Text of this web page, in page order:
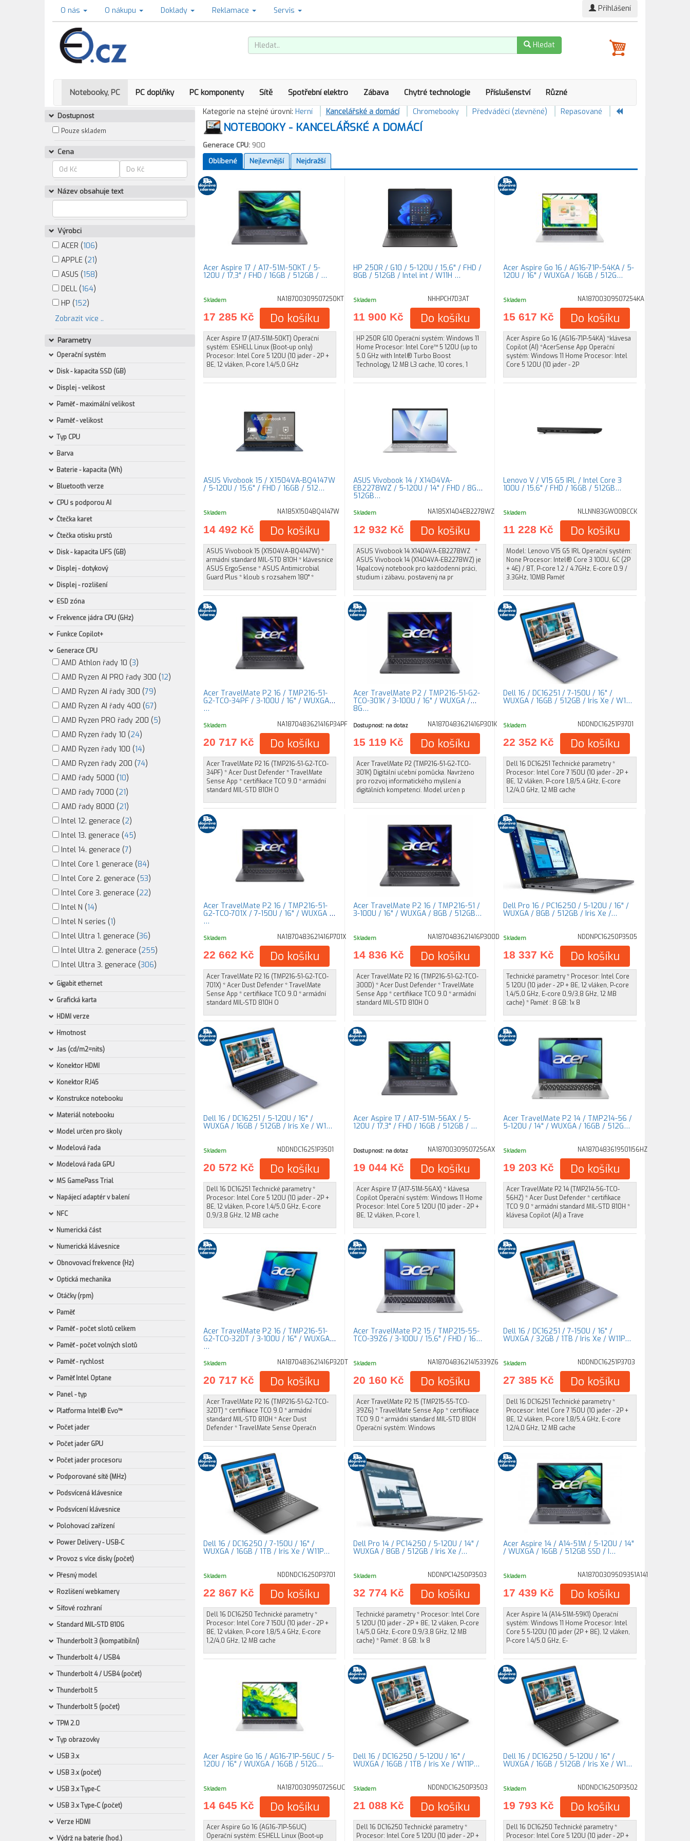
O nás O nákupu Doklady Reklamace Servis Přihlášení
Hledat
Notebooky, PC PC doplňky PC komponenty Sítě Spotřební elektro Zábava Chytré technologie Příslušenství Různé
Dostupnost
Pouze skladem
Cena
Název obsahuje text
Výrobci
ACER (106)
APPLE (21)
ASUS (158)
DELL (164)
HP (152)
Zobrazit více ..
Parametry
Operační systém
Disk - kapacita SSD (GB)
Displej - velikost
Paměť - maximální velikost
Paměť - velikost
Typ CPU
Barva
Baterie - kapacita (Wh)
Bluetooth verze
CPU s podporou AI
Čtečka karet
Čtečka otisku prstů
Disk - kapacita UFS (GB)
Displej - dotykový
Displej - rozlišení
ESD zóna
Frekvence jádra CPU (GHz)
Funkce Copilot+
Generace CPU
AMD Athlon řady 10 (3)
AMD Ryzen AI PRO řady 300 (12)
AMD Ryzen AI řady 300 (79)
AMD Ryzen AI řady 400 (67)
AMD Ryzen PRO řady 200 (5)
AMD Ryzen řady 10 (24)
AMD Ryzen řady 100 (14)
AMD Ryzen řady 200 (74)
AMD řady 5000 (10)
AMD řady 7000 (21)
AMD řady 8000 (21)
Intel 12. generace (2)
Intel 13. generace (45)
Intel 14. generace (7)
Intel Core 1. generace (84)
Intel Core 2. generace (53)
Intel Core 3. generace (22)
Intel N (14)
Intel N series (1)
Intel Ultra 1. generace (36)
Intel Ultra 2. generace (255)
Intel Ultra 3. generace (306)
Gigabit ethernet
Grafická karta
HDMI verze
Hmotnost
Jas (cd/m2=nits)
Konektor HDMI
Konektor RJ45
Konstrukce notebooku
Materiál notebooku
Model určen pro školy
Modelová řada
Modelová řada GPU
MS GamePass Trial
Napájecí adaptér v balení
NFC
Numerická část
Numerická klávesnice
Obnovovací frekvence (Hz)
Optická mechanika
Otáčky (rpm)
Paměť
Paměť - počet slotů celkem
Paměť - počet volných slotů
Paměť - rychlost
Paměť Intel Optane
Panel - typ
Platforma Intel® Evo™
Počet jader
Počet jader GPU
Počet jader procesoru
Podporované sítě (MHz)
Podsvícená klávesnice
Podsvícení klávesnice
Polohovací zařízení
Power Delivery - USB-C
Provoz s více disky (počet)
Přesný model
Rozlišení webkamery
Síťové rozhraní
Standard MIL-STD 810G
Thunderbolt 3 (kompatibilní)
Thunderbolt 4 / USB4
Thunderbolt 4 / USB4 (počet)
Thunderbolt 5
Thunderbolt 5 (počet)
TPM 2.0
Typ obrazovky
USB 3.x
USB 3.x (počet)
USB 3.x Type-C
USB 3.x Type-C (počet)
Verze HDMI
Výdrž na baterie (hod.)
Kategorie na stejné úrovni: Herní Kancelářské a domácí Chromebooky Předváděcí (zlevněné) Repasované
NOTEBOOKY - KANCELÁŘSKÉ A DOMÁCÍ
Generace CPU:900
Oblíbené
Nejlevnější Nejdražší
Acer Aspire 17 / A17-51M-50KT / 5-
120U / 17,3" / FHD / 16GB / 512GB / …
Skladem NA18700309507250KT
17 285 Kč Do košíku
Acer Aspire 17 (A17-51M-50KT) Operační
systém: ESHELL Linux (Boot-up only)
Procesor: Intel Core 5 120U (10 jader - 2P +
8E, 12 vláken, P-core 1,4/5,0 GHz
HP 250R / G10 / 5-120U / 15,6" / FHD /
8GB / 512GB / Intel int / W11H …
Skladem NHHPCH7D3AT
11 900 Kč Do košíku
HP 250R G10 Operační systém: Windows 11
Home Procesor: Intel Core™ 5 120U (up to
5.0 GHz with Intel® Turbo Boost
Technology, 12 MB L3 cache, 10 cores, 1
Acer Aspire Go 16 / AG16-71P-54KA / 5-
120U / 16" / WUXGA / 16GB / 512G…
Skladem NA18700309507254KA
15 617 Kč Do košíku
Acer Aspire Go 16 (AG16-71P-54KA) *klávesa
Copilot (AI) *AcerSense App Operační
systém: Windows 11 Home Procesor: Intel
Core 5 120U (10 jader - 2P
ASUS Vivobook 15 / X1504VA-BQ4147W
/ 5-120U / 15,6" / FHD / 16GB / 512…
Skladem NA185X1504BQ4147W
14 492 Kč Do košíku
ASUS Vivobook 15 (X1504VA-BQ4147W) *
armádní standard MIL-STD 810H * klávesnice
ASUS ErgoSense * ASUS Antimicrobial
Guard Plus * kloub s rozsahem 180° *
ASUS Vivobook 14 / X1404VA-
EB2278WZ / 5-120U / 14" / FHD / 8GB /
512GB…
Skladem NA185X1404EB2278WZ
12 932 Kč Do košíku
ASUS Vivobook 14 X1404VA-EB2278WZ *
ASUS Vivobook 14 (X1404VA-EB2278WZ) je
14palcový notebook pro každodenní práci,
studium i zábavu, postavený na pr
Lenovo V / V15 G5 IRL / Intel Core 3
100U / 15,6" / FHD / 16GB / 512GB…
Skladem NLLNN83GW00BCCK
11 228 Kč Do košíku
Model: Lenovo V15 G5 IRL Operační systém:
None Procesor: Intel® Core 3 100U, 6C (2P
+ 4E) / 8T, P-core 1.2 / 4.7GHz, E-core 0.9 /
3.3GHz, 10MB Paměť
Acer TravelMate P2 16 / TMP216-51-
G2-TCO-34PF / 3-100U / 16" / WUXGA /
…
Skladem NA1870483621416P34PF
20 717 Kč Do košíku
Acer TravelMate P2 16 (TMP216-51-G2-TCO-
34PF) * Acer Dust Defender * TravelMate
Sense App * certifikace TCO 9.0 * armádní
standard MIL-STD 810H O
Acer TravelMate P2 / TMP216-51-G2-
TCO-301K / 3-100U / 16" / WUXGA /
8G…
Dostupnost: na dotaz NA1870483621416P301K
15 119 Kč Do košíku
Acer TravelMate P2 (TMP216-51-G2-TCO-
301K) Digitální učební pomůcka. Navrženo
pro rozvoj informatického myšlení a
digitálních kompetencí. Model určen p
Dell 16 / DC16251 / 7-150U / 16" /
WUXGA / 16GB / 512GB / Iris Xe / W1…
Skladem NDDNDC16251P3701
22 352 Kč Do košíku
Dell 16 DC16251 Technické parametry *
Procesor: Intel Core 7 150U (10 jader - 2P +
8E, 12 vláken, P-core 1,8/5,4 GHz, E-core
1,2/4,0 GHz, 12 MB cache
Acer TravelMate P2 16 / TMP216-51-
G2-TCO-701X / 7-150U / 16" / WUXGA /
…
Skladem NA1870483621416P701X
22 662 Kč Do košíku
Acer TravelMate P2 16 (TMP216-51-G2-TCO-
701X) * Acer Dust Defender * TravelMate
Sense App * certifikace TCO 9.0 * armádní
standard MIL-STD 810H O
Acer TravelMate P2 16 / TMP216-51 /
3-100U / 16" / WUXGA / 8GB / 512GB…
Skladem NA1870483621416P300D
14 836 Kč Do košíku
Acer TravelMate P2 16 (TMP216-51-G2-TCO-
300D) * Acer Dust Defender * TravelMate
Sense App * certifikace TCO 9.0 * armádní
standard MIL-STD 810H O
Dell Pro 16 / PC16250 / 5-120U / 16" /
WUXGA / 8GB / 512GB / Iris Xe /…
Skladem NDDNPC16250P3505
18 337 Kč Do košíku
Technické parametry * Procesor: Intel Core
5 120U (10 jader - 2P + 8E, 12 vláken, P-core
1,4/5,0 GHz, E-core 0,9/3,8 GHz, 12 MB
cache) * Paměť : 8 GB: 1x 8
Dell 16 / DC16251 / 5-120U / 16" /
WUXGA / 16GB / 512GB / Iris Xe / W1…
Skladem NDDNDC16251P3501
20 572 Kč Do košíku
Dell 16 DC16251 Technické parametry *
Procesor: Intel Core 5 120U (10 jader - 2P +
8E, 12 vláken, P-core 1,4/5,0 GHz, E-core
0,9/3,8 GHz, 12 MB cache
Acer Aspire 17 / A17-51M-56AX / 5-
120U / 17,3" / FHD / 16GB / 512GB / …
Dostupnost: na dotaz NA18700309507256AX
19 044 Kč Do košíku
Acer Aspire 17 (A17-51M-56AX) * klávesa
Copilot Operační systém: Windows 11 Home
Procesor: Intel Core 5 120U (10 jader - 2P +
8E, 12 vláken, P-core 1,
Acer TravelMate P2 14 / TMP214-56 /
5-120U / 14" / WUXGA / 16GB / 512G…
Skladem NA1870483619501I56HZ
19 203 Kč Do košíku
Acer TravelMate P2 14 (TMP214-56-TCO-
56HZ) * Acer Dust Defender * certifikace
TCO 9.0 * armádní standard MIL-STD 810H *
klávesa Copilot (AI) a Trave
Acer TravelMate P2 16 / TMP216-51-
G2-TCO-32DT / 3-100U / 16" / WUXGA /
…
Skladem NA1870483621416P32DT
20 717 Kč Do košíku
Acer TravelMate P2 16 (TMP216-51-G2-TCO-
32DT) * certifikace TCO 9.0 * armádní
standard MIL-STD 810H * Acer Dust
Defender * TravelMate Sense Operačn
Acer TravelMate P2 15 / TMP215-55-
TCO-39Z6 / 3-100U / 15,6" / FHD / 16…
Skladem NA1870483621415339Z6
20 160 Kč Do košíku
Acer TravelMate P2 15 (TMP215-55-TCO-
39Z6) * TravelMate Sense App * certifikace
TCO 9.0 * armádní standard MIL-STD 810H
Operační systém: Windows
Dell 16 / DC16251 / 7-150U / 16" /
WUXGA / 32GB / 1TB / Iris Xe / W11P…
Skladem NDDNDC16251P3703
27 385 Kč Do košíku
Dell 16 DC16251 Technické parametry *
Procesor: Intel Core 7 150U (10 jader - 2P +
8E, 12 vláken, P-core 1,8/5,4 GHz, E-core
1,2/4,0 GHz, 12 MB cache
Dell 16 / DC16250 / 7-150U / 16" /
WUXGA / 16GB / 1TB / Iris Xe / W11P…
Skladem NDDNDC16250P3701
22 867 Kč Do košíku
Dell 16 DC16250 Technické parametry *
Procesor: Intel Core 7 150U (10 jader - 2P +
8E, 12 vláken, P-core 1,8/5,4 GHz, E-core
1,2/4,0 GHz, 12 MB cache
Dell Pro 14 / PC14250 / 5-120U / 14" /
WUXGA / 8GB / 512GB / Iris Xe /…
Skladem NDDNPC14250P3503
32 774 Kč Do košíku
Technické parametry * Procesor: Intel Core
5 120U (10 jader - 2P + 8E, 12 vláken, P-core
1,4/5,0 GHz, E-core 0,9/3,8 GHz, 12 MB
cache) * Paměť : 8 GB: 1x 8
Acer Aspire 14 / A14-51M / 5-120U / 14"
/ WUXGA / 16GB / 512GB SSD / I…
Skladem NA18700309509351A141
17 439 Kč Do košíku
Acer Aspire 14 (A14-51M-59K1) Operační
systém: Windows 11 Home Procesor: Intel
Core 5 5-120U (10 jader (2P + 8E), 12 vláken,
P-core 1.4/5.0 GHz, E-
Acer Aspire Go 16 / AG16-71P-56UC / 5-
120U / 16" / WUXGA / 16GB / 512G…
Skladem NA18700309507256UC
14 645 Kč Do košíku
Acer Aspire Go 16 (AG16-71P-56UC)
Operační systém: ESHELL Linux (Boot-up
Dell 16 / DC16250 / 5-120U / 16" /
WUXGA / 16GB / 1TB / Iris Xe / W11P…
Skladem NDDNDC16250P3503
21 088 Kč Do košíku
Dell 16 DC16250 Technické parametry *
Procesor: Intel Core 5 120U (10 jader - 2P +
Dell 16 / DC16250 / 5-120U / 16" /
WUXGA / 16GB / 512GB / Iris Xe / W1…
Skladem NDDNDC16250P3502
19 793 Kč Do košíku
Dell 16 DC16250 Technické parametry *
Procesor: Intel Core 5 120U (10 jader - 2P +